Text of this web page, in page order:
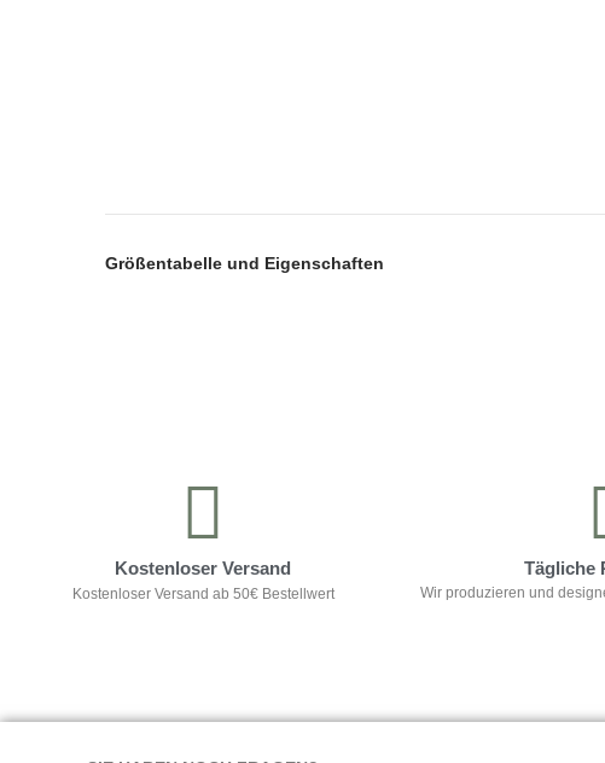
Größentabelle und Eigenschaften
Kostenloser Versand
Kostenloser Versand ab 50€ Bestellwert
Tägliche
Wir produzieren und